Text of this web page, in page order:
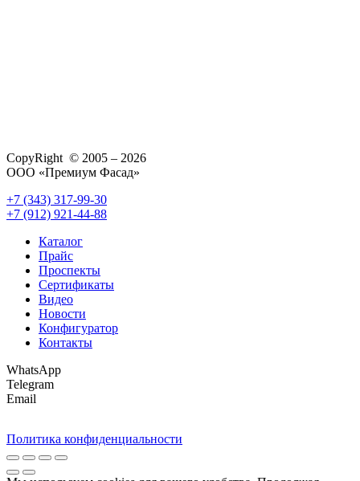
CopyRight © 2005 – 2026
ООО «Премиум Фасад»
+7 (343) 317-99-30
+7 (912) 921-44-88
Каталог
Прайс
Проспекты
Сертификаты
Видео
Новости
Конфигуратор
Контакты
WhatsApp
Telegram
Email
Политика конфиденциальности